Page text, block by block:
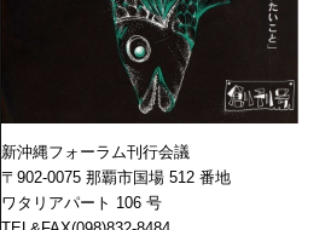
新沖縄フォーラム刊行会議
〒902-0075 那覇市国場 512 番地
ワタリアパート 106 号